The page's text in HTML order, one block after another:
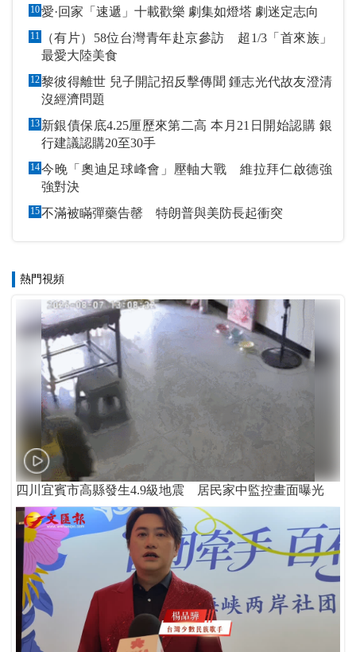
10 愛·回家「速遞」十載歡樂 劇集如燈塔 劇迷定志向
11
（有片）58位台灣青年赴京參訪 超1/3「首來族」
最愛大陸美食
12黎彼得離世 兒子開記招反擊傳聞 鍾志光代故友澄清
沒經濟問題
13 新銀債保底4.25厘歷來第二高 本月21日開始認購 銀
行建議認購20至30手
14今晚「奧迪足球峰會」壓軸大戰 維拉拜仁啟德強
強對決
15不滿被瞞彈藥告罄 特朗普與美防長起衝突
熱門視頻
四川宜賓市高縣發生4.9級地震 居民家中監控畫面曝光